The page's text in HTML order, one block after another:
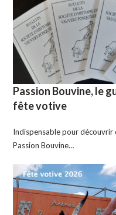
Passion Bouvine, le
fête votive
Indispensable pour découvrir
Passion Bouvine…